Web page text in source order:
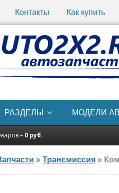
Контакты Как купить
РАЗДЕЛЫ МОДЕЛИ
– 0 руб.
» Трансмиссия »